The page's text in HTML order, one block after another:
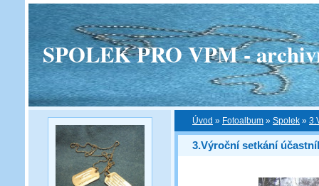
SPOLEK PRO VPM -
Úvod » Fotoalbum » Spolek »
3.Výroční setkání